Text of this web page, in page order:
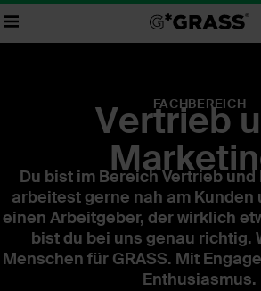
FACHBEREICH
Vertrieb
Du bist im Bereich Vertrieb
arbeitest gerne nah am Kunden
einen Arbeitgeber, der wirklich
bist du bei uns genau richtig.
Menschen für GRASS. Mit
Enthusiasmus.